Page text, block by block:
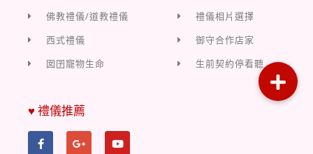
佛教禮儀/道教禮儀
西式禮儀
囡囝寵物生命
禮儀相片選擇
御守合作店家
生前契約停看聽
♥ 禮儀推薦